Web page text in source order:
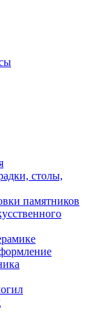
столы,
памятников